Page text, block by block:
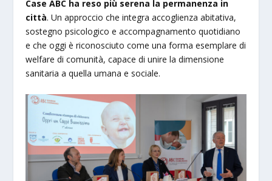
Case ABC ha reso più serena la permanenza in
città. Un approccio che integra accoglienza abitativa,
sostegno psicologico e accompagnamento quotidiano
e che oggi è riconosciuto come una forma esemplare di
welfare di comunità, capace di unire la dimensione
sanitaria a quella umana e sociale.